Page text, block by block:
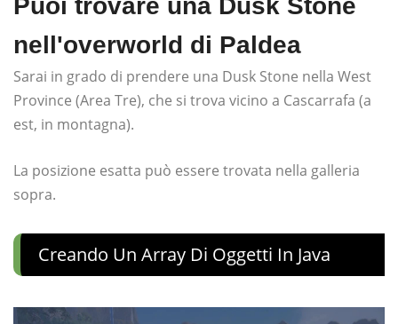
Puoi trovare una Dusk Stone
nell'overworld di Paldea
Sarai in grado di prendere una Dusk Stone nella West
Province (Area Tre), che si trova vicino a Cascarrafa (a
est, in montagna).
La posizione esatta può essere trovata nella galleria
sopra.
Creando Un Array Di Oggetti In Java